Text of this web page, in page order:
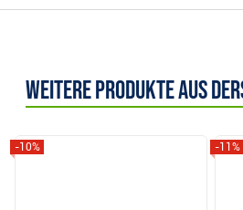
Weitere Produkte aus
-10% -11%